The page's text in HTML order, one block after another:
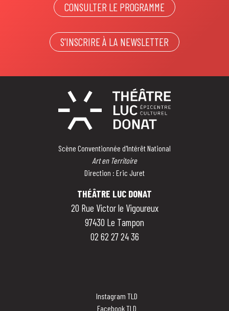
CONSULTER LE PROGRAMME
S'INSCRIRE À LA NEWSLETTER
Scène Conventionnée d'Intérêt National
Art en Territoire
Direction : Eric Juret
THÉÂTRE LUC DONAT
20 Rue Victor le Vigoureux
97430 Le Tampon
02 62 27 24 36
Instagram TLD
Facebook TLD